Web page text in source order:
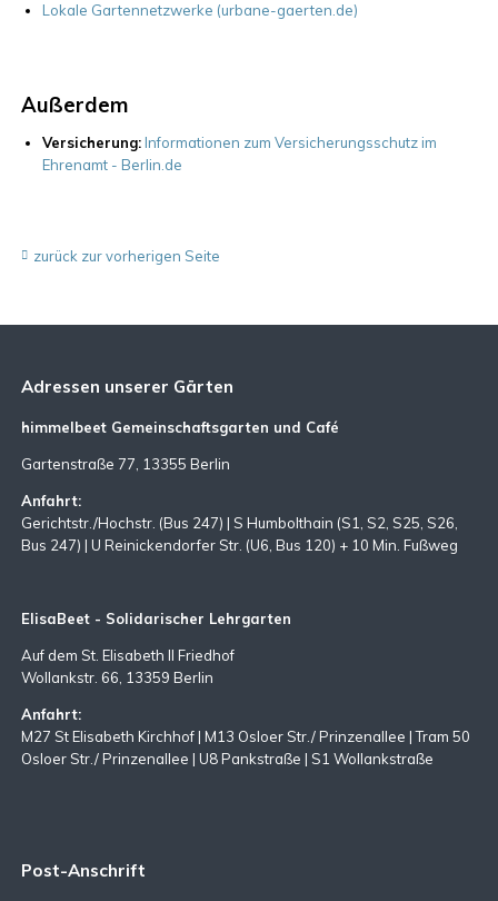
Lokale Gartennetzwerke (urbane-gaerten.de)
Außerdem
Versicherung: Informationen zum Versicherungsschutz im
Ehrenamt - Berlin.de
zurück zur vorherigen Seite
Adressen unserer Gärten
himmelbeet Gemeinschaftsgarten und Café
Gartenstraße 77, 13355 Berlin
Anfahrt:
Gerichtstr./Hochstr. (Bus 247) | S Humbolthain (S1, S2, S25, S26,
Bus 247) | U Reinickendorfer Str. (U6, Bus 120) + 10 Min. Fußweg
ElisaBeet - Solidarischer Lehrgarten
Auf dem St. Elisabeth II Friedhof
Wollankstr. 66, 13359 Berlin
Anfahrt:
M27 St Elisabeth Kirchhof | M13 Osloer Str./ Prinzenallee | Tram 50
Osloer Str./ Prinzenallee | U8 Pankstraße | S1 Wollankstraße
Post-Anschrift